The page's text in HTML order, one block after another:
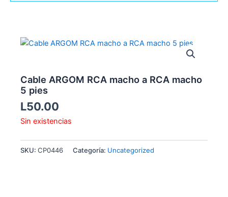
Cable ARGOM RCA macho a RCA macho
5 pies
L50.00
Sin existencias
SKU: CP0446 Categoría: Uncategorized